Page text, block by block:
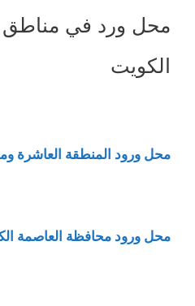
محل ورد في
الكويت
محل ورود المنطقة العاشرة
محل ورود محافظة العاصمة